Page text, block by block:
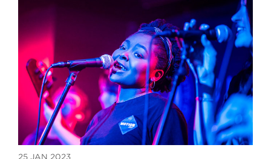
25 JAN 2023